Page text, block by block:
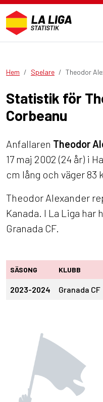
Hem Spelare Theodor
Statistik för
Corbeanu
Anfallaren Theodor
17 maj 2002 (24 år) i
cm lång och väger 83
Theodor Alexander
Kanada. I La Liga har
Granada CF.
SÄSONG KLUBB
2023-2024 Granada CF